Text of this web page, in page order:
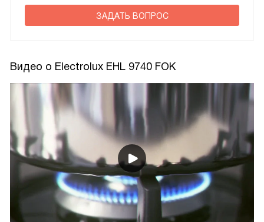
ЗАДАТЬ ВОПРОС
Видео о Electrolux EHL 9740 FOK